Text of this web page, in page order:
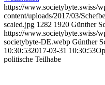
https://www.societybyte.swiss/
content/uploads/2017/03/
scaled.jpg 1282 1920 Günther
https://www.societybyte.swiss/
societybyte-DE.webp Günther
10:30:532017-03-31 10:30:53
politische Teilhabe